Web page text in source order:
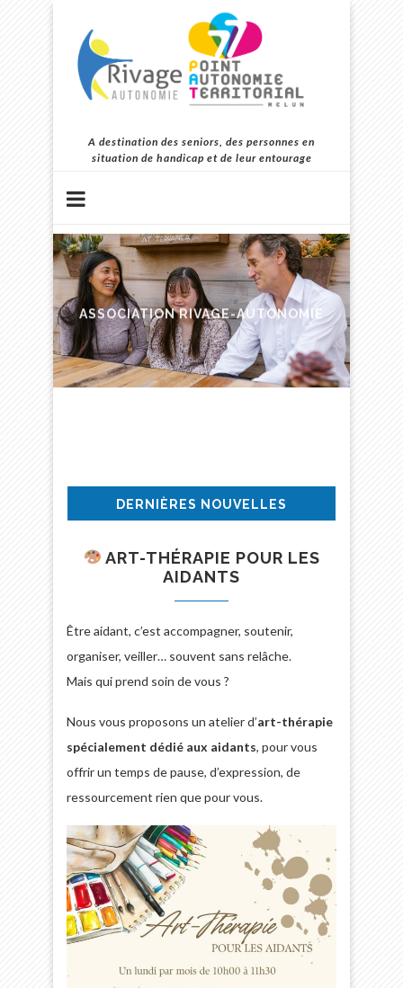
A destination des seniors, des personnes en
situation de handicap et de leur entourage
ASSOCIATION RIVAGE-AUTONOMIE
DERNIÈRES NOUVELLES
ART-THÉRAPIE POUR LES
AIDANTS
Être aidant, c’est accompagner, soutenir,
organiser, veiller… souvent sans relâche.
Mais qui prend soin de vous ?
Nous vous proposons un atelier d’art-thérapie
spécialement dédié aux aidants, pour vous
offrir un temps de pause, d’expression, de
ressourcement rien que pour vous.